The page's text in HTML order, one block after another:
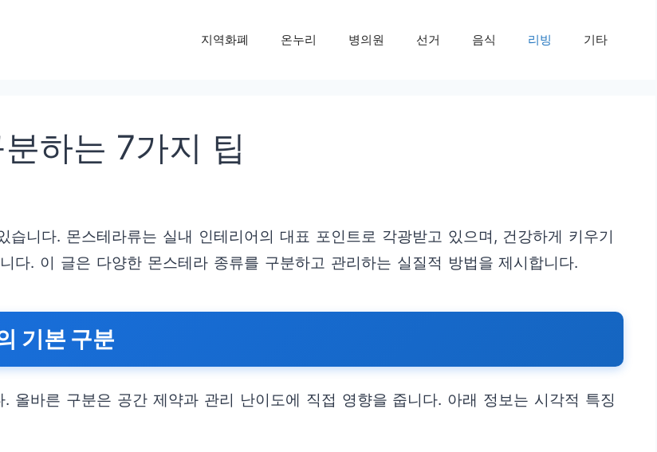
지역화폐 온누리 병의원 선거 음식 리빙 기타
하는 7가지 팁
니다. 몬스테라류는 실내 인테리어의 대표 포인트로 각광받고 있으며, 건강하게 키우기
다. 이 글은 다양한 몬스테라 종류를 구분하고 관리하는 실질적 방법을 제시합니다.
기본 구분
올바른 구분은 공간 제약과 관리 난이도에 직접 영향을 줍니다. 아래 정보는 시각적 특징